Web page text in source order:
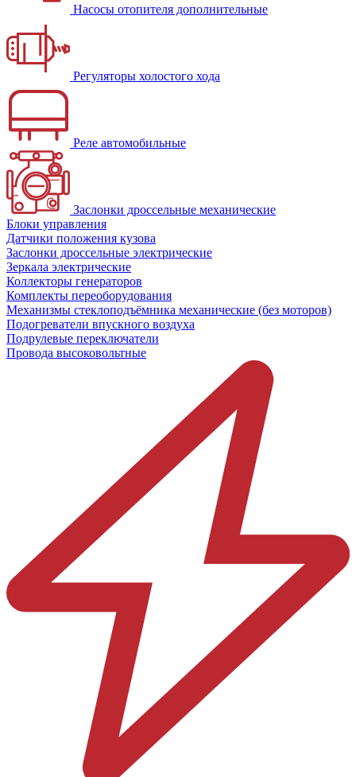
Насосы отопителя дополнительные
Регуляторы холостого хода
Реле автомобильные
Заслонки дроссельные механические
Блоки управления
Датчики положения кузова
Заслонки дроссельные электрические
Зеркала электрические
Коллекторы генераторов
Комплекты переоборудования
Механизмы стеклоподъёмника механические (без моторов)
Подогреватели впускного воздуха
Подрулевые переключатели
Провода высоковольтные